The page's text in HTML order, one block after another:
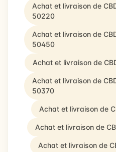
Achat et livraison de
50220
Achat et livraison de
50450
Achat et livraison de
Achat et livraison de
50370
Achat et livraison de
Achat et livraison de
Achat et livraison de